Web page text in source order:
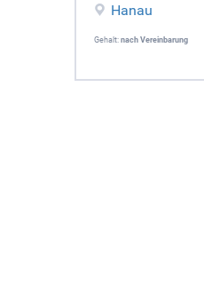
Hanau
Gehalt: nach Vereinbarung